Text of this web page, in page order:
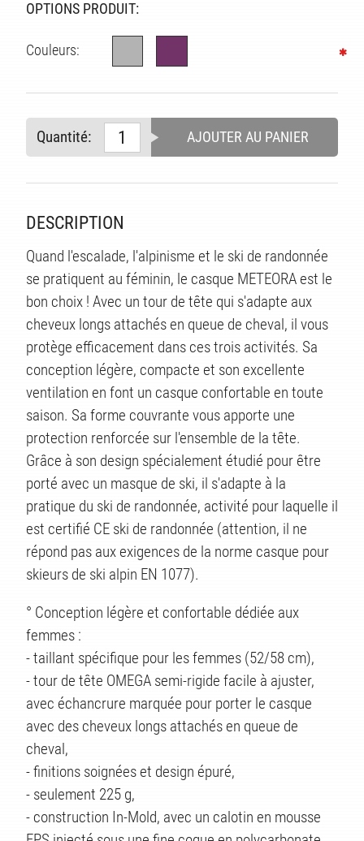
OPTIONS PRODUIT:
Couleurs:
Quantité: AJOUTER AU PANIER
DESCRIPTION
Quand l'escalade, l'alpinisme et le ski de randonnée
se pratiquent au féminin, le casque METEORA est le
bon choix ! Avec un tour de tête qui s'adapte aux
cheveux longs attachés en queue de cheval, il vous
protège efficacement dans ces trois activités. Sa
conception légère, compacte et son excellente
ventilation en font un casque confortable en toute
saison. Sa forme couvrante vous apporte une
protection renforcée sur l'ensemble de la tête.
Grâce à son design spécialement étudié pour être
porté avec un masque de ski, il s'adapte à la
pratique du ski de randonnée, activité pour laquelle il
est certifié CE ski de randonnée (attention, il ne
répond pas aux exigences de la norme casque pour
skieurs de ski alpin EN 1077).
° Conception légère et confortable dédiée aux
femmes :
- taillant spécifique pour les femmes (52/58 cm),
- tour de tête OMEGA semi-rigide facile à ajuster,
avec échancrure marquée pour porter le casque
avec des cheveux longs attachés en queue de
cheval,
- finitions soignées et design épuré,
- seulement 225 g,
- construction In-Mold, avec un calotin en mousse